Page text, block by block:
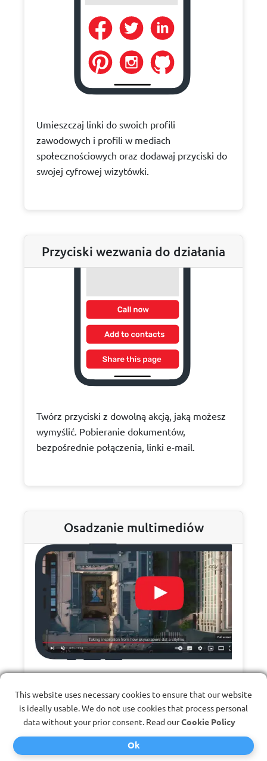
Umieszczaj linki do swoich profili
zawodowych i profili w mediach
społecznościowych oraz dodawaj przyciski do
swojej cyfrowej wizytówki.
Przyciski wezwania do działania
Twórz przyciski z dowolną akcją, jaką możesz
wymyślić. Pobieranie dokumentów,
bezpośrednie połączenia, linki e-mail.
Osadzanie multimediów
Korzystając z dynamicznego kodu QR,
możesz umieścić na swojej wizytówce link
bezpośrednio do treści multimedialnych,
takich jak filmy z YouTube, obrazy lub listy
This website uses necessary cookies to ensure that our website
is ideally usable. We do not use cookies that process personal
data without your prior consent. Read ourCookie Policy
Ok